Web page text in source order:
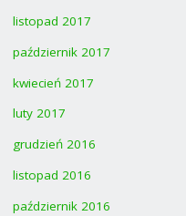
listopad 2017
październik 2017
kwiecień 2017
luty 2017
grudzień 2016
listopad 2016
październik 2016